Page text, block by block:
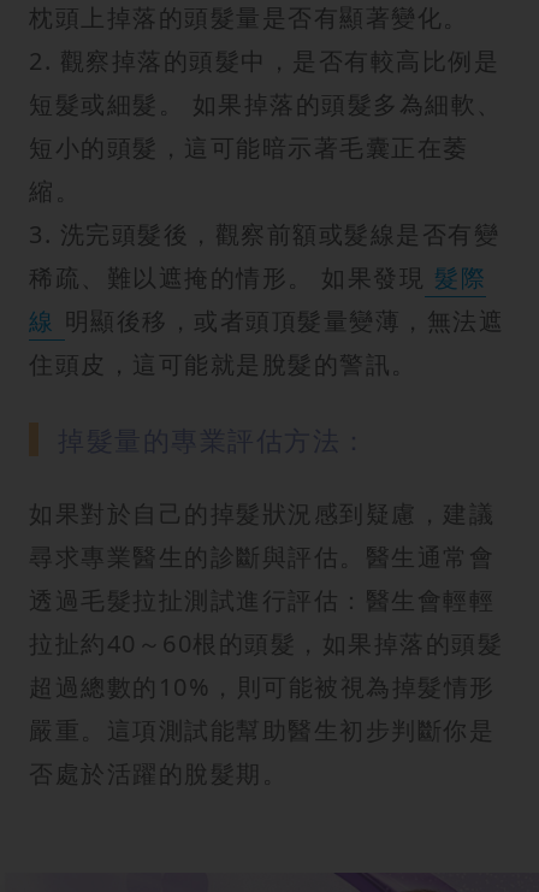
枕頭上掉落的頭髮量是否有顯著變化。
2. 觀察掉落的頭髮中，是否有較高比例是
短髮或細髮。 如果掉落的頭髮多為細軟、
短小的頭髮，這可能暗示著毛囊正在萎
縮。
3. 洗完頭髮後，觀察前額或髮線是否有變
稀疏、難以遮掩的情形。 如果發現 髮際
線 明顯後移，或者頭頂髮量變薄，無法遮
住頭皮，這可能就是脫髮的警訊。
如果對於自己的掉髮狀況感到疑慮，建議
尋求專業醫生的診斷與評估。醫生通常會
透過毛髮拉扯測試進行評估：醫生會輕輕
拉扯約40～60根的頭髮，如果掉落的頭髮
超過總數的10%，則可能被視為掉髮情形
嚴重。這項測試能幫助醫生初步判斷你是
否處於活躍的脫髮期。